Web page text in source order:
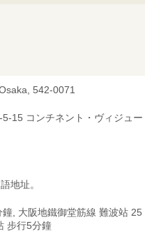
542-0071
15 コンチネント・ヴィジュー
地址。
, 大阪地鐵御堂筋線 難波站 25
步行5分鐘